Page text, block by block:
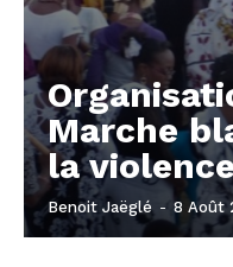
Marche
la
Benoit Jaëglé - 8 Août